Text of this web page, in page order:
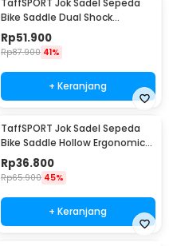
TaffSPORT Jok Sadel Sepeda
Bike Saddle Dual Shock
Absorber Breathable - ZF25
Rp51.900
Rp87.900 41%
+ Keranjang
TaffSPORT Jok Sadel Sepeda
Bike Saddle Hollow Ergonomic
Breathable - YF-1034
Rp36.800
Rp65.900 45%
+ Keranjang